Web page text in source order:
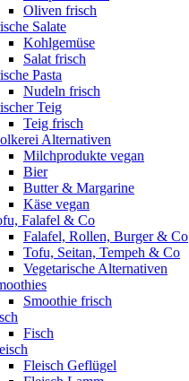
Oliven frisch
Salate
Kohlgemüse
Salat frisch
Pasta
Nudeln frisch
Teig
Teig frisch
Alternativen
Milchprodukte vegan
Bier
Butter & Margarine
Käse vegan
Falafel & Co
Falafel, Rollen, Burger & Co
Tofu, Seitan, Tempeh & Co
Vegetarische Alternativen
Smoothie frisch
Fisch
Fleisch Geflügel